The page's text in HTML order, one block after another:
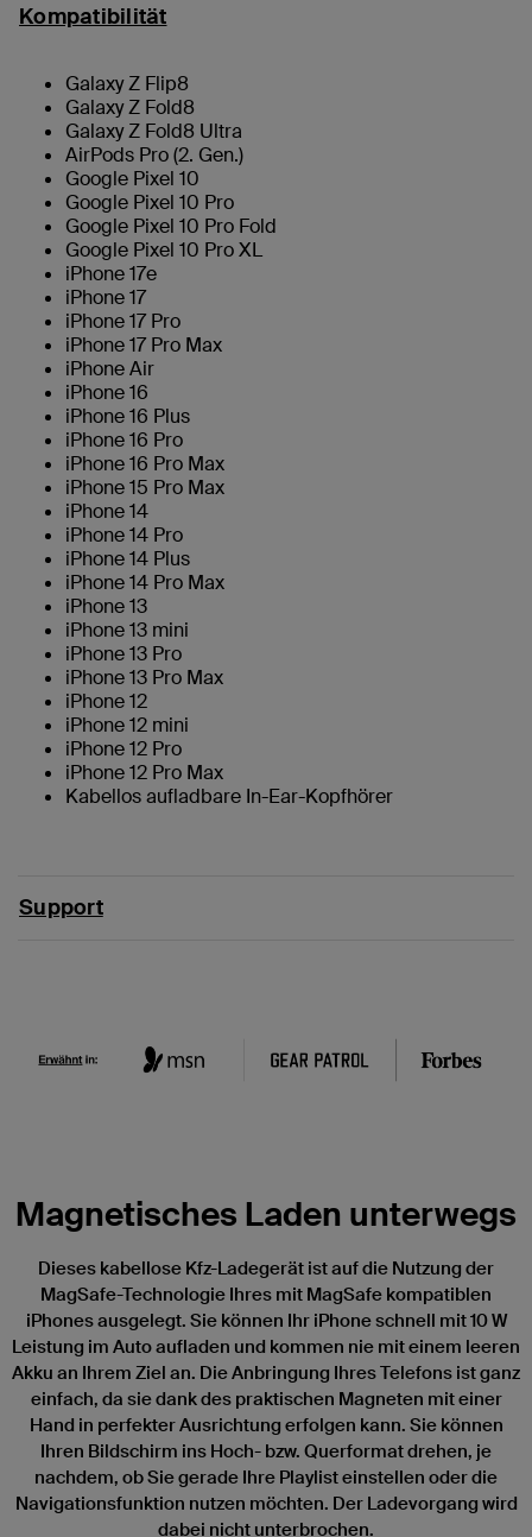
Kompatibilität
Galaxy Z Flip8
Galaxy Z Fold8
Galaxy Z Fold8 Ultra
AirPods Pro (2. Gen.)
Google Pixel 10
Google Pixel 10 Pro
Google Pixel 10 Pro Fold
Google Pixel 10 Pro XL
iPhone 17e
iPhone 17
iPhone 17 Pro
iPhone 17 Pro Max
iPhone Air
iPhone 16
iPhone 16 Plus
iPhone 16 Pro
iPhone 16 Pro Max
iPhone 15 Pro Max
iPhone 14
iPhone 14 Pro
iPhone 14 Plus
iPhone 14 Pro Max
iPhone 13
iPhone 13 mini
iPhone 13 Pro
iPhone 13 Pro Max
iPhone 12
iPhone 12 mini
iPhone 12 Pro
iPhone 12 Pro Max
Kabellos aufladbare In-Ear-Kopfhörer
Support
Magnetisches Laden unterwegs
Dieses kabellose Kfz-Ladegerät ist auf die Nutzung der
MagSafe-Technologie Ihres mit MagSafe kompatiblen
iPhones ausgelegt. Sie können Ihr iPhone schnell mit 10 W
Leistung im Auto aufladen und kommen nie mit einem leeren
Akku an Ihrem Ziel an. Die Anbringung Ihres Telefons ist ganz
einfach, da sie dank des praktischen Magneten mit einer
Hand in perfekter Ausrichtung erfolgen kann. Sie können
Ihren Bildschirm ins Hoch- bzw. Querformat drehen, je
nachdem, ob Sie gerade Ihre Playlist einstellen oder die
Navigationsfunktion nutzen möchten. Der Ladevorgang wird
dabei nicht unterbrochen.